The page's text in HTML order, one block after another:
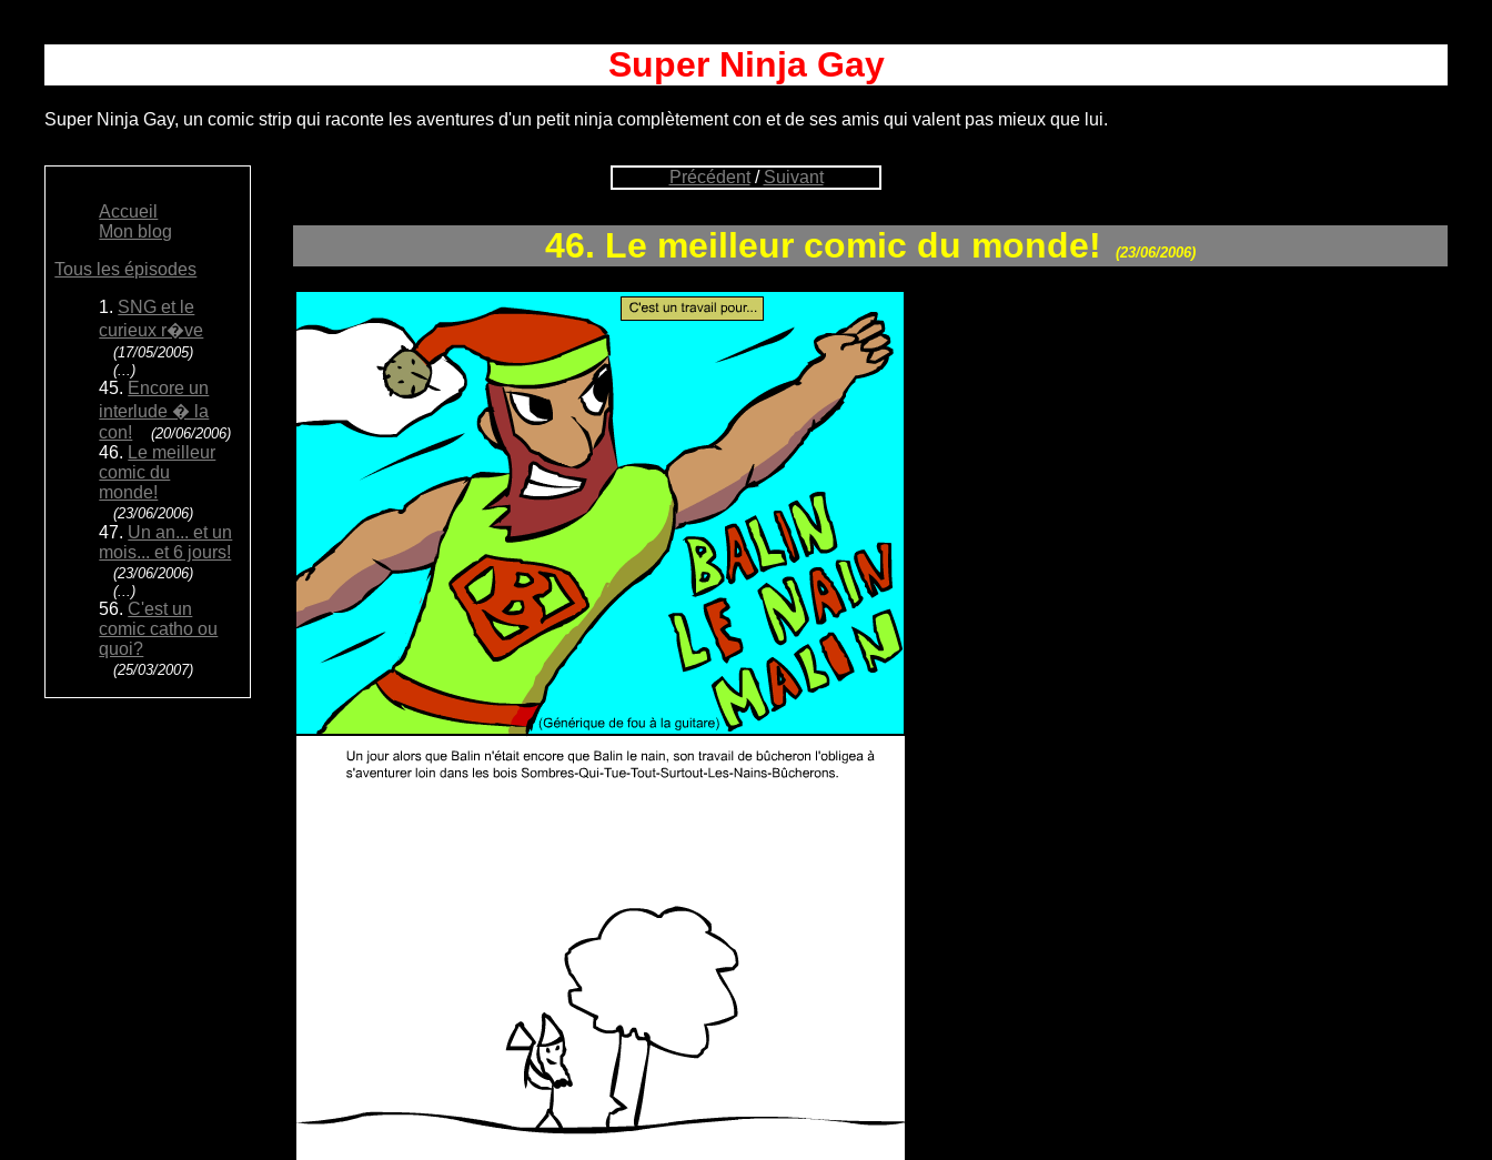
Super Ninja Gay
Super Ninja Gay, un comic strip qui raconte les aventures d'un petit ninja complètement con et de ses amis qui valent pas mieux que lui.
Accueil
Mon blog
Tous les épisodes
1. SNG et le
curieux r�ve
(17/05/2005)
(...)
45. Encore un
interlude � la
con!
(20/06/2006)
46. Le meilleur
comic du
monde!
(23/06/2006)
47. Un an... et un
mois... et 6 jours!
(23/06/2006)
(...)
56. C'est un
comic catho ou
quoi?
(25/03/2007)
Précédent/ Suivant
46. Le meilleur comic du monde! (23/06/2006)